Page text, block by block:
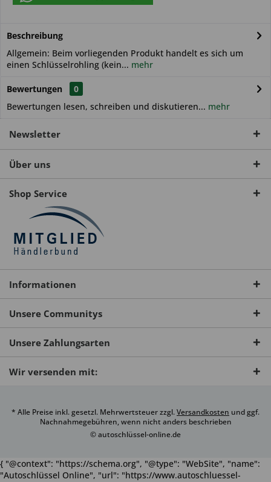
Beschreibung
Allgemein: Beim vorliegenden Produkt handelt es sich um
einen Schlüsselrohling (kein... mehr
Bewertungen
0
Bewertungen lesen, schreiben und diskutieren... mehr
Newsletter
Über uns
Shop Service
Informationen
Unsere Communitys
Unsere Zahlungsarten
Wir versenden mit:
* Alle Preise inkl. gesetzl. Mehrwertsteuer zzgl.Versandkosten und ggf.
Nachnahmegebühren, wenn nicht anders beschrieben
© autoschlüssel-online.de
{ "@context": "https://schema.org", "@type": "WebSite", "name":
"Autoschlüssel Online", "url": "https://www.autoschluessel-